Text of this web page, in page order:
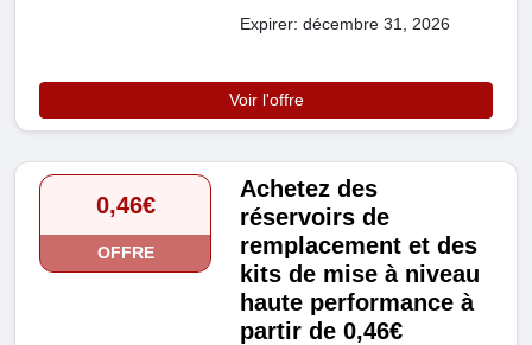
Expirer: décembre 31, 2026
Voir l'offre
0,46€
OFFRE
Achetez des
réservoirs de
remplacement et des
kits de mise à niveau
haute performance à
partir de 0,46€